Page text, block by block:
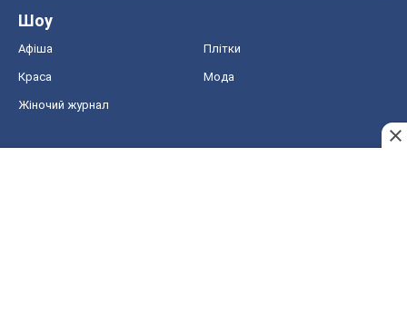
Шоу
Афіша Плітки
Краса Мода
Жіночий журнал